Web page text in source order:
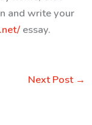
and write your
essay.
Next Post →